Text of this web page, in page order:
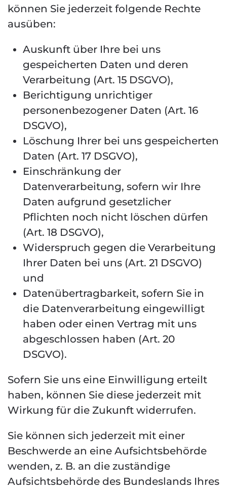
können Sie jederzeit folgende Rechte
ausüben:
Auskunft über Ihre bei uns
gespeicherten Daten und deren
Verarbeitung (Art. 15 DSGVO),
Berichtigung unrichtiger
personenbezogener Daten (Art. 16
DSGVO),
Löschung Ihrer bei uns gespeicherten
Daten (Art. 17 DSGVO),
Einschränkung der
Datenverarbeitung, sofern wir Ihre
Daten aufgrund gesetzlicher
Pflichten noch nicht löschen dürfen
(Art. 18 DSGVO),
Widerspruch gegen die Verarbeitung
Ihrer Daten bei uns (Art. 21 DSGVO)
und
Datenübertragbarkeit, sofern Sie in
die Datenverarbeitung eingewilligt
haben oder einen Vertrag mit uns
abgeschlossen haben (Art. 20
DSGVO).
Sofern Sie uns eine Einwilligung erteilt
haben, können Sie diese jederzeit mit
Wirkung für die Zukunft widerrufen.
Sie können sich jederzeit mit einer
Beschwerde an eine Aufsichtsbehörde
wenden, z. B. an die zuständige
Aufsichtsbehörde des Bundeslands Ihres